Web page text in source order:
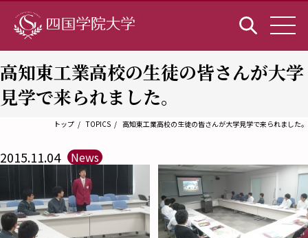
高知東工業高校の生徒の皆さんが大学
見学で来られました。
トップ TOPICS 高知東工業高校の生徒の皆さんが大学見学で来られました。
2015.11.04 News